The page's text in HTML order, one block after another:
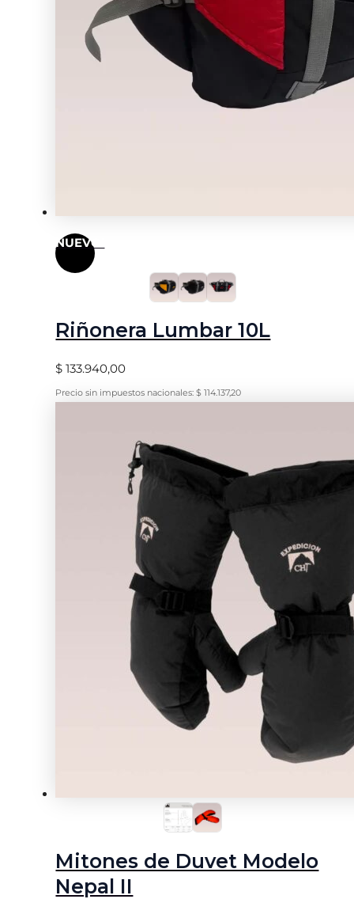
NUEVO!
Riñonera Lumbar 10L
$ 133.940,00
Precio sin impuestos nacionales:$ 114.137,20
Mitones de Duvet Modelo
Nepal II